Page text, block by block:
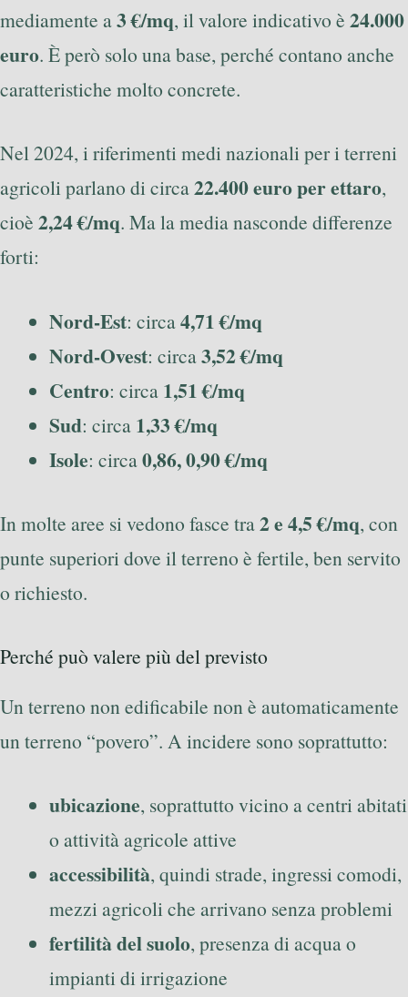
mediamente a3 €/mq, il valore indicativo è 24.000
euro. È però solo una base, perché contano anche
caratteristiche molto concrete.
Nel 2024, i riferimenti medi nazionali per i terreni
agricoli parlano di circa22.400 euro per ettaro,
cioè 2,24 €/mq. Ma la media nasconde differenze
forti:
Nord-Est: circa4,71 €/mq
Nord-Ovest: circa3,52 €/mq
Centro: circa 1,51 €/mq
Sud: circa 1,33 €/mq
Isole: circa0,86, 0,90 €/mq
In molte aree si vedono fasce tra2 e 4,5 €/mq, con
punte superiori dove il terreno è fertile, ben servito
o richiesto.
Perché può valere più del previsto
Un terreno non edificabile non è automaticamente
un terreno “povero”. A incidere sono soprattutto:
ubicazione, soprattutto vicino a centri abitati
o attività agricole attive
accessibilità, quindi strade, ingressi comodi,
mezzi agricoli che arrivano senza problemi
fertilità del suolo, presenza di acqua o
impianti di irrigazione